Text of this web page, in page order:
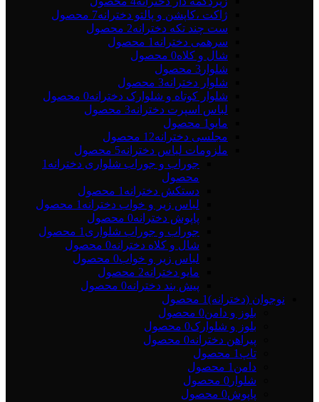
ژاکت ،کاپشن و پالتو دخترانه7 محصول
ست چند تکه دخترانه2 محصول
سرهمی دخترانه 1 محصول
شال و کلاه0 محصول
شلوار 3 محصول
شلوار دخترانه3 محصول
شلوار کوتاه و شلوارک دخترانه0 محصول
لباس اسپرت دخترانه3 محصول
مایو 1 محصول
مجلسی دخترانه12 محصول
ملزومات لباس دخترانه5 محصول
جوراب و جوراب شلواری دخترانه 1
محصول
دستکش دخترانه 1 محصول
لباس زیر و خواب دخترانه 1 محصول
پاپوش دخترانه0 محصول
جوراب و جوراب شلواری 1 محصول
شال و کلاه دخترانه0 محصول
لباس زیر و خواب0 محصول
مایو دخترانه2 محصول
پیش بند دخترانه0 محصول
نوجوان (دخترانه)1 محصول
بلوز و دامن0 محصول
بلوز و شلوارک0 محصول
پیراهن دخترانه0 محصول
تاپ 1 محصول
دامن 1 محصول
شلوار 0 محصول
پاپوش0 محصول